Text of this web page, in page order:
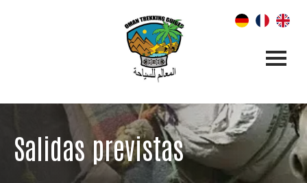
Salidas previstas